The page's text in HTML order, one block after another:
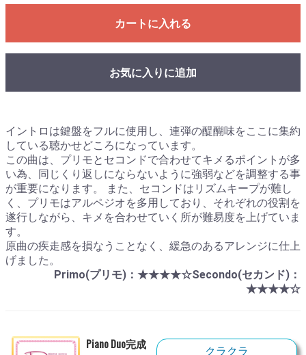
カートに入れる
お気に入りに追加
イントロは鍵盤をフルに使用し、連弾の醍醐味をここに集約
している聴かせどころになっています。
この曲は、プリモとセコンドで合わせてキメるポイントが多
い為、同じくり返しにならないように強弱などを調整する事
が重要になります。 また、セコンドはリズムキープが難し
く、プリモはアルペジオを多用しており、それぞれの役割を
遂行しながら、キメを合わせていく所が難易度を上げていま
す。
原曲の疾走感を損なうことなく、緩急のあるアレンジに仕上
げました。
Primo(プリモ)：★★★★☆Secondo(セカンド)：
★★★★☆
Piano Duo完成
クラクラ